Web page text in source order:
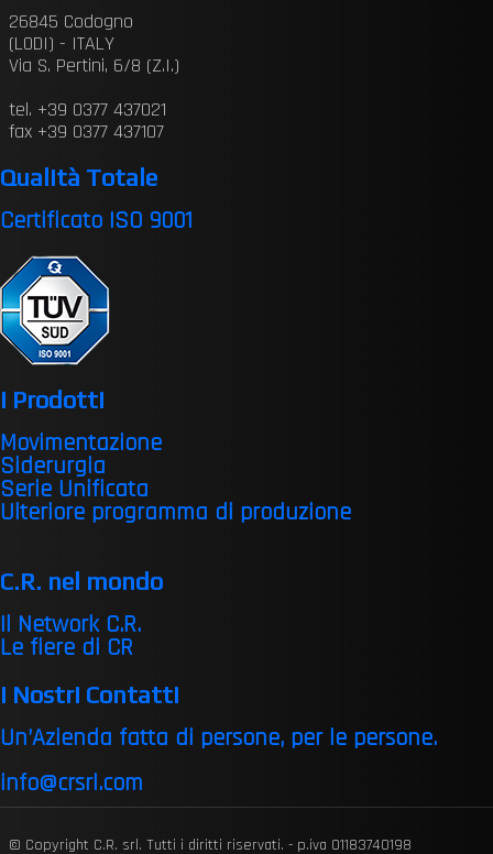
26845 Codogno
(LODI) - ITALY
Via S. Pertini, 6/8 (Z.I.)
tel. +39 0377 437021
fax +39 0377 437107
Qualità Totale
Certificato ISO 9001
I Prodotti
Movimentazione
Siderurgia
Serie Unificata
Ulteriore programma di produzione
C.R. nel mondo
Il Network C.R.
Le fiere di CR
I Nostri Contatti
Un’Azienda fatta di persone, per le persone.
info@crsrl.com
© Copyright C.R. srl. Tutti i diritti riservati. - p.iva 01183740198